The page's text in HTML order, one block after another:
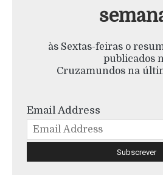
às Sextas-feiras o
publicados
Cruzamundos na
Email Address